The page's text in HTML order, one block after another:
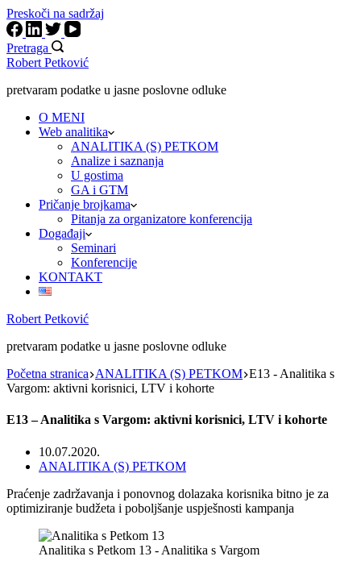
Preskoči na sadržaj
Pretraga
Robert Petković
pretvaram podatke u jasne poslovne odluke
O MENI
Web analitika
ANALITIKA (S) PETKOM
Analize i saznanja
U gostima
GA i GTM
Pričanje brojkama
Pitanja za organizatore konferencija
Događaji
Seminari
Konferencije
KONTAKT
Robert Petković
pretvaram podatke u jasne poslovne odluke
Početna stranica ANALITIKA (S) PETKOM E13 - Analitika s
Vargom: aktivni korisnici, LTV i kohorte
E13 – Analitika s Vargom: aktivni korisnici, LTV i kohorte
10.07.2020.
ANALITIKA (S) PETKOM
Praćenje zadržavanja i ponovnog dolazaka korisnika bitno je za
optimiziranje budžeta i poboljšanje uspješnosti kampanja
Analitika s Petkom 13 - Analitika s Vargom